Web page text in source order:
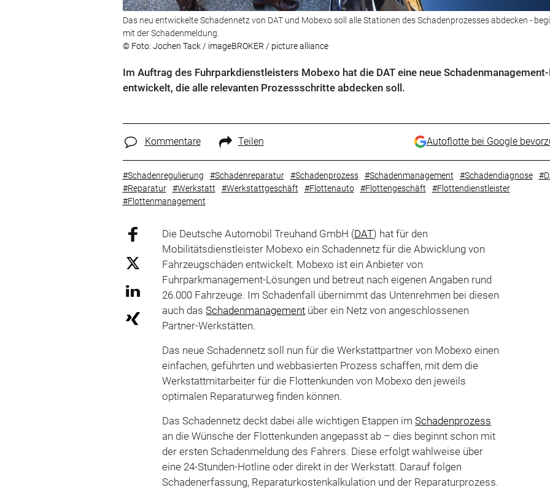
Das neu entwickelte Schadennetz von DAT und Mobexo soll alle Stationen des Schadenprozesses abdecken -
mit der Schadenmeldung.
© Foto: Jochen Tack / imageBROKER / picture alliance
Im Auftrag des Fuhrparkdienstleisters Mobexo hat die DAT eine neue
entwickelt, die alle relevanten Prozessschritte abdecken soll.
Kommentare Teilen Autoflotte bei Google
#Schadenregulierung #Schadenreparatur #Schadenprozess #Schadenmanagement #Schadendiagnose
#Reparatur
#Werkstatt #Werkstattgeschäft #Flottenauto #Flottengeschäft
#Flottendienstleister
#Flottenmanagement
Die Deutsche Automobil Treuhand GmbH (DAT) hat für den
Mobilitätsdienstleister Mobexo ein Schadennetz für die Abwicklung von
Fahrzeugschäden entwickelt. Mobexo ist ein Anbieter von
Fuhrparkmanagement-Lösungen und betreut nach eigenen Angaben rund
26.000 Fahrzeuge. Im Schadenfall übernimmt das Untenrehmen bei diesen
auch dasSchadenmanagement über ein Netz von angeschlossenen
Partner-Werkstätten.
Das neue Schadennetz soll nun für die Werkstattpartner von Mobexo einen
einfachen, geführten und webbasierten Prozess schaffen, mit dem die
Werkstattmitarbeiter für die Flottenkunden von Mobexo den jeweils
optimalen Reparaturweg finden können.
Das Schadennetz deckt dabei alle wichtigen Etappen imSchadenprozess
an die Wünsche der Flottenkunden angepasst ab – dies beginnt schon mit
der ersten Schadenmeldung des Fahrers. Diese erfolgt wahlweise über
eine 24-Stunden-Hotline oder direkt in der Werkstatt. Darauf folgen
Schadenerfassung, Reparaturkostenkalkulation und der Reparaturprozess.